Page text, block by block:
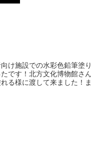
け施設での水彩色鉛筆塗
です！北方文化博物館さ
る様に渡して来ました！